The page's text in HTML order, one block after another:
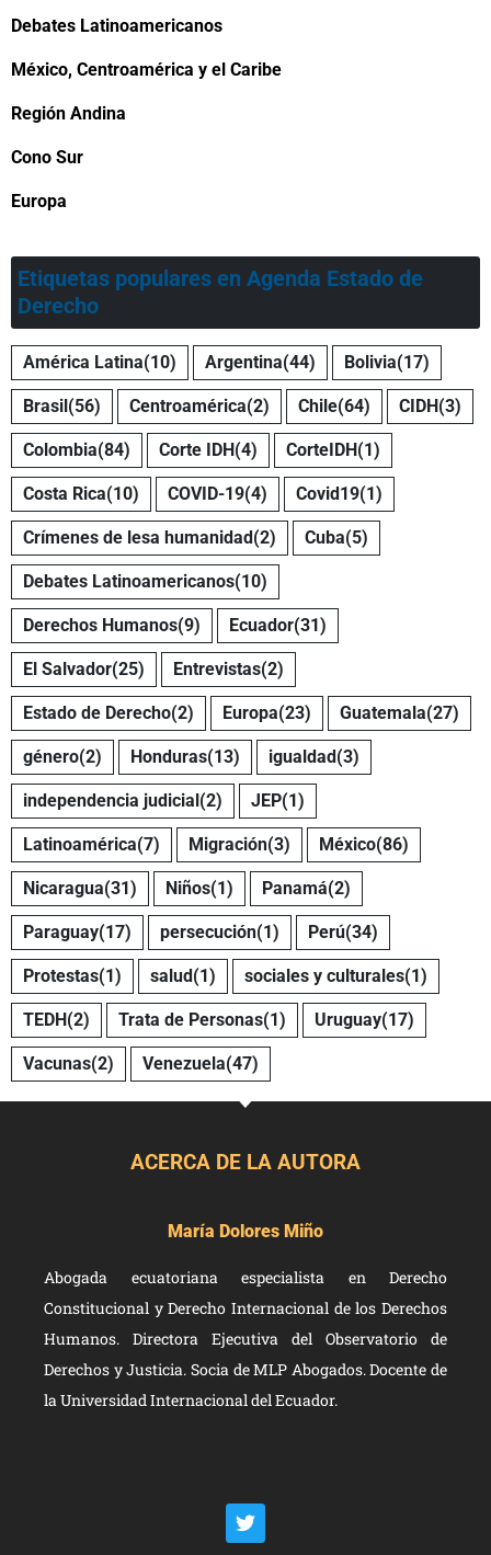
Debates Latinoamericanos
México, Centroamérica y el Caribe
Región Andina
Cono Sur
Europa
Etiquetas populares en Agenda Estado de
Derecho
América Latina(10) Argentina(44) Bolivia(17)
Brasil (56) Centroamérica(2) Chile(64) CIDH (3)
Colombia(84) Corte IDH (4) CorteIDH (1)
Costa Rica(10) COVID-19(4) Covid19(1)
Crímenes de lesa humanidad (2) Cuba(5)
Debates Latinoamericanos(10)
Derechos Humanos(9) Ecuador(31)
El Salvador(25) Entrevistas(2)
Estado de Derecho(2) Europa(23) Guatemala(27)
género(2) Honduras(13) igualdad (3)
independencia judicial (2) JEP(1)
Latinoamérica(7) Migración(3) México(86)
Nicaragua(31) Niños(1) Panamá(2)
Paraguay(17) persecución(1) Perú(34)
Protestas(1) salud (1) sociales y culturales(1)
TEDH (2) Trata de Personas(1) Uruguay(17)
Vacunas(2) Venezuela(47)
ACERCA DE LA AUTORA
María Dolores Miño
Abogada ecuatoriana especialista en Derecho
Constitucional y Derecho Internacional de los Derechos
Humanos. Directora Ejecutiva del Observatorio de
Derechos y Justicia. Socia de MLP Abogados. Docente de
la Universidad Internacional del Ecuador.